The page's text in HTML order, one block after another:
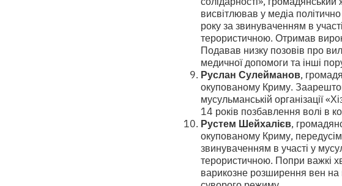
висвітлював у медіа
року за звинуваченням в
терористичною. Отримав
Подавав низку позовів про
медичної допомоги та інші
Руслан Сулейманов,
окупованому Криму.
мусульманській організації
14 років позбавлення волі в
Рустем Шейхалієв,
окупованому Криму,
звинуваченням в участі у
терористичною. Попри важкі
варикозне розширення вен на